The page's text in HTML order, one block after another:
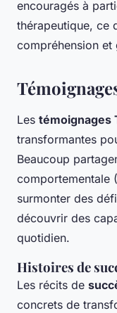
encouragés à
thérapeutique, ce
compréhension
Les témoignages
transformantes
Beaucoup
comportementale
surmonter des
découvrir des
quotidien.
Histoires de
Les récits de
concrets de